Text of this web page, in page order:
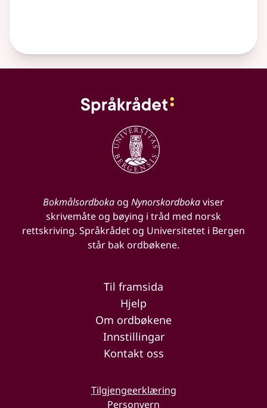
Bokmålsordbokaog Nynorskordbokaviser
skrivemåte og bøying i tråd med norsk
rettskriving. Språkrådet og Universitetet i Bergen
står bak ordbøkene.
Til framsida
Hjelp
Om ordbøkene
Innstillingar
Kontakt oss
Tilgjengeerklæring
Personvern